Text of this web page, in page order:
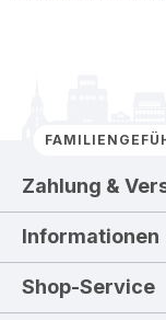
Zahlung &
Informationen
Shop-Service